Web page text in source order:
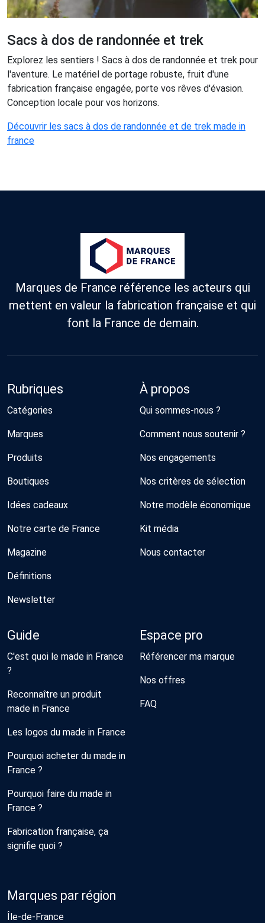
Sacs à dos de randonnée et trek
Explorez les sentiers ! Sacs à dos de randonnée et trek pour
l'aventure. Le matériel de portage robuste, fruit d'une
fabrication française engagée, porte vos rêves d'évasion.
Conception locale pour vos horizons.
Découvrir les sacs à dos de randonnée et de trek made in
france
Marques de France référence les acteurs qui
mettent en valeur la fabrication française et qui
font la France de demain.
Rubriques
Catégories
Marques
Produits
Boutiques
Idées cadeaux
Notre carte de France
Magazine
Définitions
Newsletter
À propos
Qui sommes-nous ?
Comment nous soutenir ?
Nos engagements
Nos critères de sélection
Notre modèle économique
Kit média
Nous contacter
Guide
C'est quoi le made in France
?
Reconnaître un produit
made in France
Les logos du made in France
Pourquoi acheter du made in
France ?
Pourquoi faire du made in
France ?
Fabrication française, ça
signifie quoi ?
Espace pro
Référencer ma marque
Nos offres
FAQ
Marques par région
Île-de-France